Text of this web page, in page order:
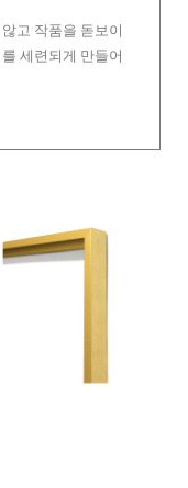
고 작품을 돋보이
세련되게 만들어